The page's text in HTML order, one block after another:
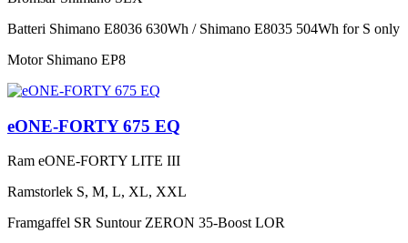
Batteri Shimano E8036 630Wh / Shimano E8035 504Wh for S only
Motor Shimano EP8
eONE-FORTY 675 EQ
Ram eONE-FORTY LITE III
Ramstorlek S, M, L, XL, XXL
Framgaffel SR Suntour ZERON 35-Boost LOR